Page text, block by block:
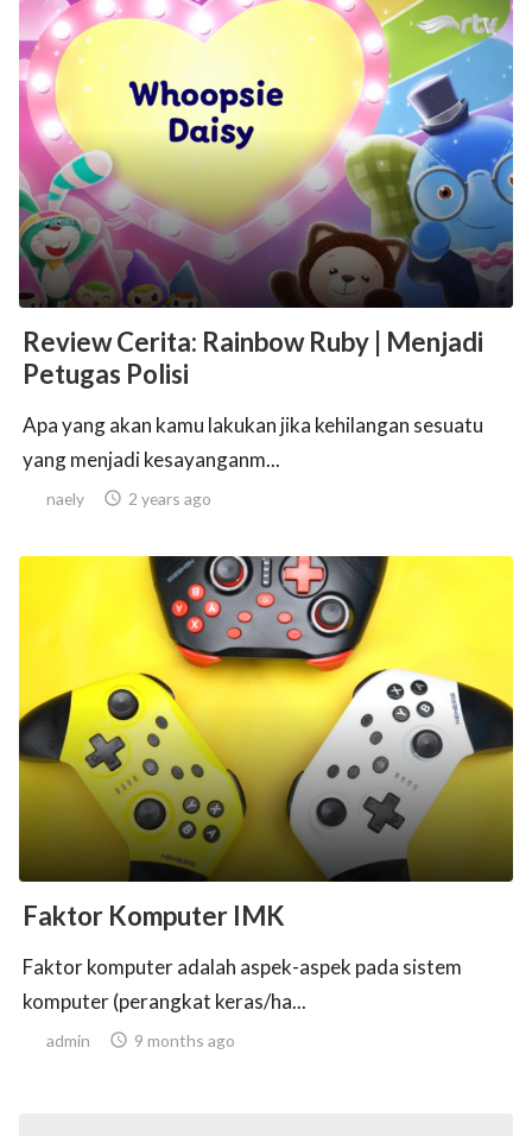
Review Cerita: Rainbow Ruby | Menjadi
Petugas Polisi
Apa yang akan kamu lakukan jika kehilangan sesuatu
yang menjadi kesayanganm...
naely  2 years ago
Faktor Komputer IMK
Faktor komputer adalah aspek-aspek pada sistem
komputer (perangkat keras/ha...
admin  9 months ago